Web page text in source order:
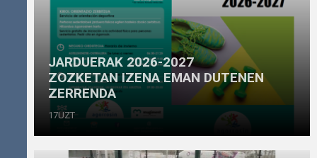
JARDUERAK 2026-2027
ZOZKETAN IZENA EMAN DUTENEN
ZERRENDA
17UZT